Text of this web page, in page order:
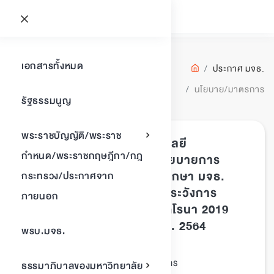
เอกสารทั้งหมด
รัฐธรรมนูญ
พระราชบัญญัติ/พระราช
กำหนด/พระราชกฤษฎีกา/กฎ
กระทรวง/ประกาศจาก
ภายนอก
พรบ.มจธ.
ธรรมาภิบาลของมหาวิทยาลัย
นโยบาย/
พบเอกสาร10รายการ
ประกาศ มจธ.
นโยบาย/มาตรการ
ประกาศมหาวิทยาลัยเทคโนโลยี
พระจอมเกล้าธนบุรี เรื่อง นโยบายการ
พัฒนาภาษาอังกฤษของนักศึกษา มจธ.
ภายใต้มาตรการและการเฝ้าระวังการ
ระบาดของโรคติดเชื้อไวรัสโคโรนา 2019
(COVID-19) (ฉบับที่ 2) พ.ศ. 2564
หมวดหมู่เอกสาร : นโยบาย/มาตรการ